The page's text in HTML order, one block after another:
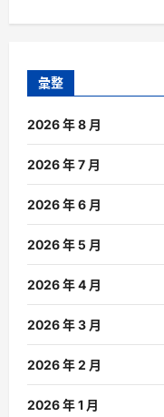
彙整
2026 年 8 月
2026 年 7 月
2026 年 6 月
2026 年 5 月
2026 年 4 月
2026 年 3 月
2026 年 2 月
2026 年 1 月